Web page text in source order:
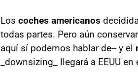
Los coches americanos
todas partes. Pero aún
aquí sí podemos hablar de-- y el
_downsizing_ llegará a EEUU